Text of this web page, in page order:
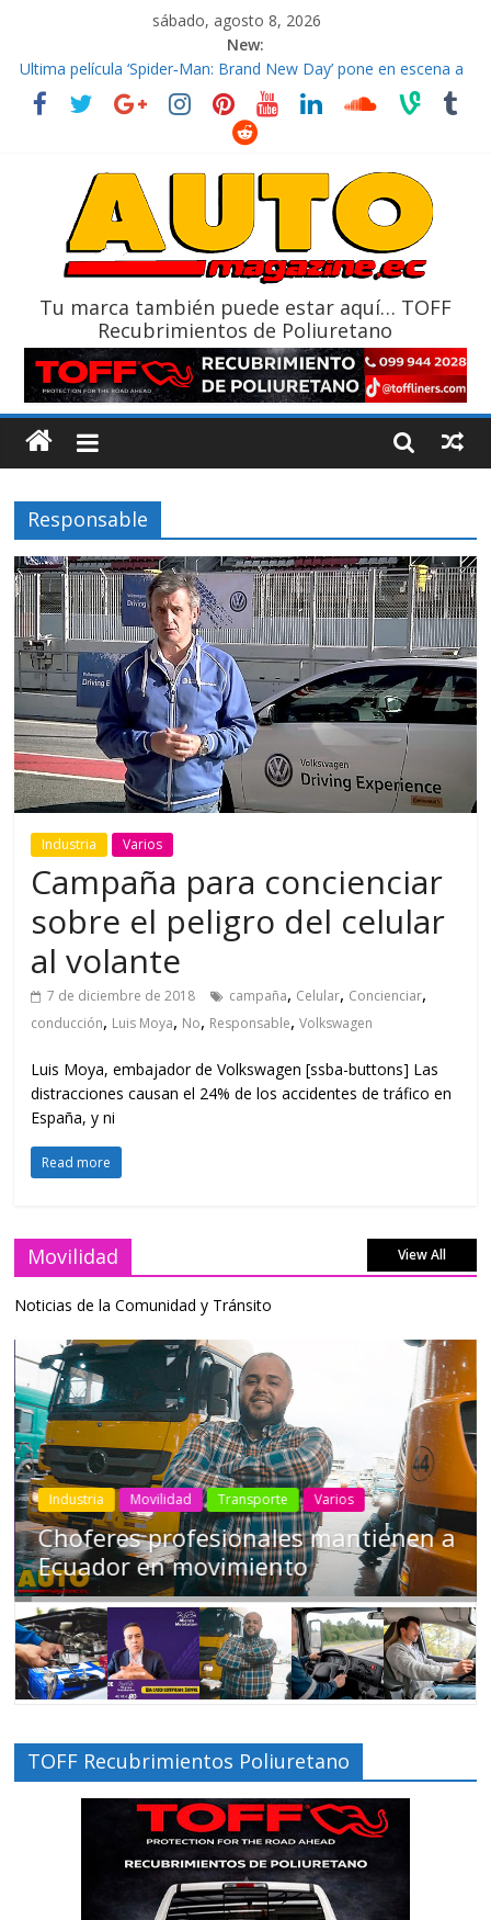
sábado, agosto 8, 2026
New:
El costo de tener un vehículo gana protagonismo a la hora de
decidir
Ultima película ‘Spider‑Man: Brand New Day’ pone en escena a
La Vuelta al Ecuador 2026, edición 47ª, recorre 7 provincias en 8
La FEDAK recibe 12 Sinotruk Bolden para cubrir las rutas de La
Tu marca también puede estar aquí… TOFF
Recubrimientos de Poliuretano
Responsable
Industria Varios
Campaña para concienciar
sobre el peligro del celular
al volante
7 de diciembre de 2018 campaña, Celular, Concienciar,
conducción, Luis Moya, No, Responsable,Volkswagen
Luis Moya, embajador de Volkswagen [ssba-buttons] Las
distracciones causan el 24% de los accidentes de tráfico en
España, y ni
Read more
Movilidad View All
Noticias de la Comunidad y Tránsito
Industria Movilidad Transporte Varios
Choferes profesionales mantienen a
Ecuador en movimiento
TOFF Recubrimientos Poliuretano